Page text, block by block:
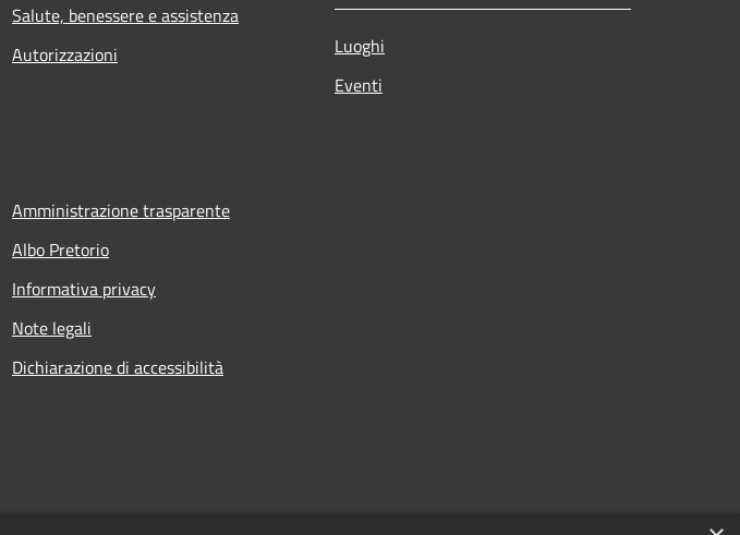
Salute, benessere e assistenza
Autorizzazioni
Luoghi
Eventi
Amministrazione trasparente
Albo Pretorio
Informativa privacy
Note legali
Dichiarazione di accessibilità